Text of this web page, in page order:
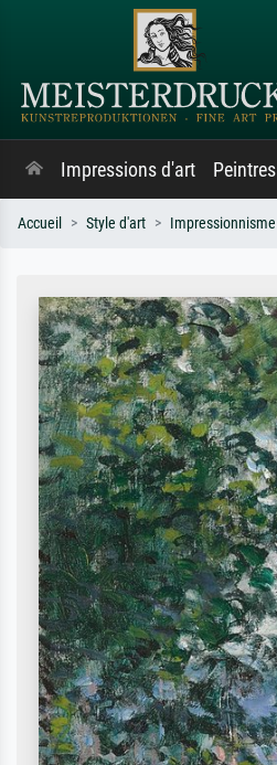
Impressions d'art Peintres
Accueil Style d'art Impressionnisme